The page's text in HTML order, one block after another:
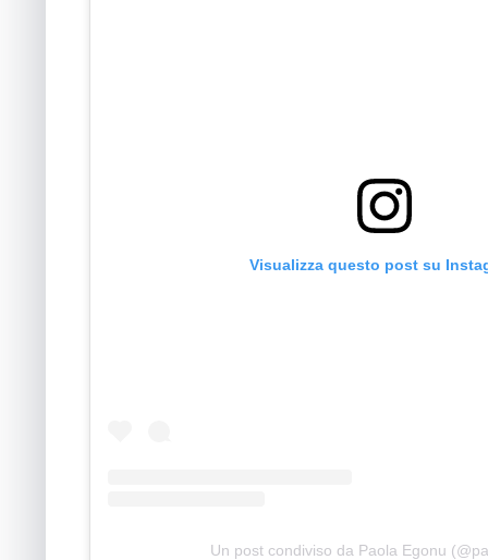
Visualizza questo post su
Un post condiviso da Paola Egonu